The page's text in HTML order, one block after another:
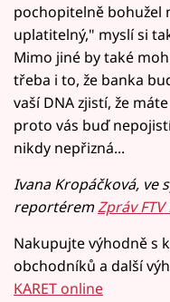
pochopitelně bohužel
uplatitelný," myslí si
Mimo jiné by také
třeba i to, že banka
vaší DNA zjistí, že
proto vás buď
nikdy nepřizná...
Ivana Kropáčková, ve
reportéremZpráv
Nakupujte výhodně s
obchodníků a další
KARET online